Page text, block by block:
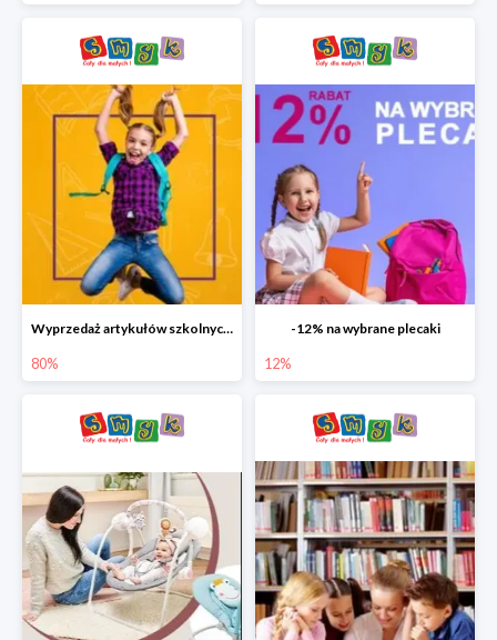
Wyprzedaż artykułów szkolnych w Smyku do -80%
80%
-12% na wybrane plecaki
12%